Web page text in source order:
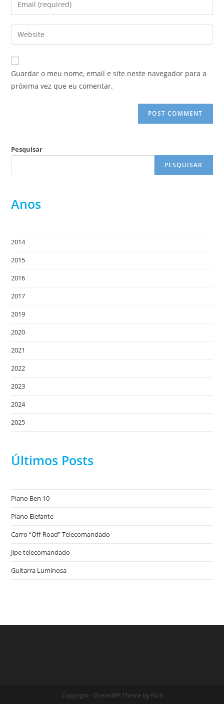
comment
your
email
address
comment
Enter
your
website
URL
Guardar o meu nome, email e site neste navegador para a
próxima vez que eu comentar.
Pesquisar
PESQUISAR
Anos
2014
2015
2016
2017
2019
2020
2021
2022
2023
2024
2025
Últimos Posts
Piano Ben 10
Piano Elefante
Carro “Off Road” Telecomandado
Jipe telecomandado
Guitarra Luminosa
Copyright - OceanWP Theme by Nick